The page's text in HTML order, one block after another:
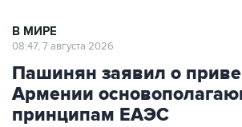
В МИРЕ
08:47, 7 августа 2026
Пашинян заявил о
Армении
принципам ЕАЭС